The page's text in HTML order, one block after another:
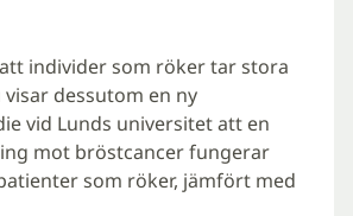
individer som röker tar stora
visar dessutom en ny
vid Lunds universitet att en
mot bröstcancer fungerar
som röker, jämfört med